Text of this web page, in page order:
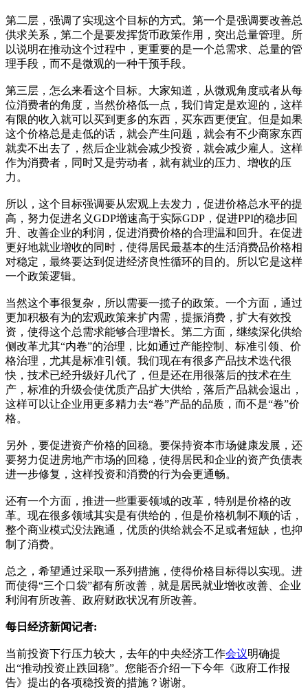
第二层，强调了实现这个目标的方式。第一个是强调要改善总
供求关系，第二个是要发挥货币政策作用，突出总量管理。所
以说明在推动这个过程中，更重要的是一个总需求、总量的管
理手段，而不是微观的一种干预手段。
第三层，怎么来看这个目标。大家知道，从微观角度或者从每
位消费者的角度，当然价格低一点，我们肯定是欢迎的，这样
有限的收入就可以买到更多的东西，买东西更便宜。但是如果
这个价格总是走低的话，就会产生问题，就会有不少商家东西
就卖不出去了，然后企业就会减少投资，就会减少雇人。这样
作为消费者，同时又是劳动者，就有就业的压力、增收的压
力。
所以，这个目标强调要从宏观上去发力，促进价格总水平的提
高，努力促进名义GDP增速高于实际GDP，促进PPI的稳步回
升、改善企业的利润，促进消费价格的合理温和回升。在促进
更好地就业增收的同时，使得居民最基本的生活消费品价格相
对稳定，最终要达到促进经济良性循环的目的。所以它是这样
一个政策逻辑。
当然这个事很复杂，所以需要一揽子的政策。一个方面，通过
更加积极有为的宏观政策来扩内需，提振消费，扩大有效投
资，使得这个总需求能够合理增长。第二方面，继续深化供给
侧改革尤其“内卷”的治理，比如通过产能控制、标准引领、价
格治理，尤其是标准引领。我们现在有很多产品技术迭代很
快，技术已经升级好几代了，但是还在用很落后的技术在生
产，标准的升级会使优质产品扩大供给，落后产品就会退出，
这样可以让企业用更多精力去“卷”产品的品质，而不是“卷”价
格。
另外，要促进资产价格的回稳。要保持资本市场健康发展，还
要努力促进房地产市场的回稳，使得居民和企业的资产负债表
进一步修复，这样投资和消费的行为会更通畅。
还有一个方面，推进一些重要领域的改革，特别是价格的改
革。现在很多领域其实是有供给的，但是价格机制不顺的话，
整个商业模式没法跑通，优质的供给就会不足或者短缺，也抑
制了消费。
总之，希望通过采取一系列措施，使得价格目标得以实现。进
而使得“三个口袋”都有所改善，就是居民就业增收改善、企业
利润有所改善、政府财政状况有所改善。
每日经济新闻记者:
当前投资下行压力较大，去年的中央经济工作会议明确提
出“推动投资止跌回稳”。您能否介绍一下今年《政府工作报
告》提出的各项稳投资的措施？谢谢。